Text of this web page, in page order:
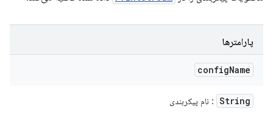
پارامترها
configName
String : نام پیکربندی